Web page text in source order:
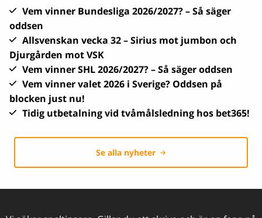
Vem vinner Bundesliga 2026/2027? – Så säger
oddsen
Allsvenskan vecka 32 – Sirius mot jumbon och
Djurgården mot VSK
Vem vinner SHL 2026/2027? – Så säger oddsen
Vem vinner valet 2026 i Sverige? Oddsen på
blocken just nu!
Tidig utbetalning vid tvåmålsledning hos bet365!
Se alla nyheter